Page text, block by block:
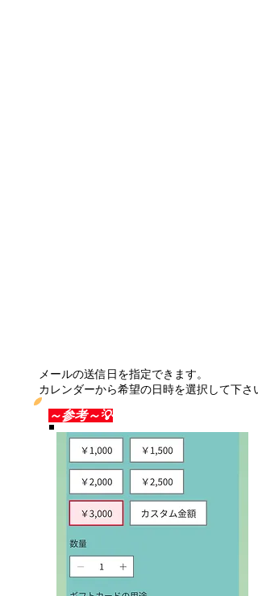
メールの送信日を指定できます。
カレンダーから希望の日時を選択して下さ
～参考～💡